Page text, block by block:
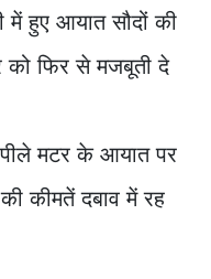
में हुए आयात सौदों की
को फिर से मजबूती दे
पीले मटर के आयात पर
कीमतें दबाव में रह